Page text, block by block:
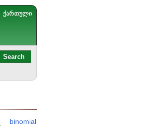
ქართული
binomial